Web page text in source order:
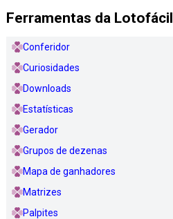
Ferramentas da Lotofácil
Conferidor
Curiosidades
Downloads
Estatísticas
Gerador
Grupos de dezenas
Mapa de ganhadores
Matrizes
Palpites